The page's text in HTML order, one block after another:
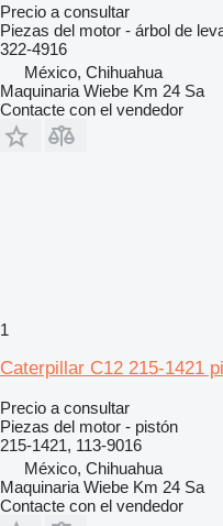
Precio a consultar
Piezas del motor - árbol de
322-4916
México, Chihuahua
Maquinaria Wiebe Km 24 Sa
Contacte con el vendedor
1
Caterpillar C12 215-1421
Precio a consultar
Piezas del motor - pistón
215-1421, 113-9016
México, Chihuahua
Maquinaria Wiebe Km 24 Sa
Contacte con el vendedor